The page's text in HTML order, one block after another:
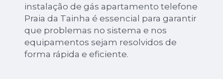
instalação de gás apartamento telefone
Praia da Tainha é essencial para garantir
que problemas no sistema e nos
equipamentos sejam resolvidos de
forma rápida e eficiente.